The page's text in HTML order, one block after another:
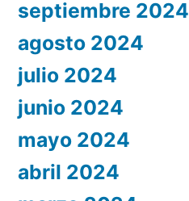
septiembre 2024
agosto 2024
julio 2024
junio 2024
mayo 2024
abril 2024